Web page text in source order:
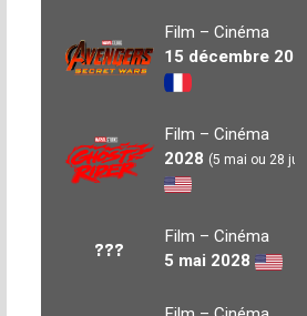
Film – Cinéma
15 décembre 2027
Film – Cinéma
2028 (5 mai ou 28 juil.)
???
Film – Cinéma
5 mai 2028